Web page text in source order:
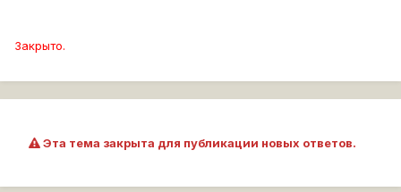
Закрыто.
Эта тема закрыта для публикации новых ответов.